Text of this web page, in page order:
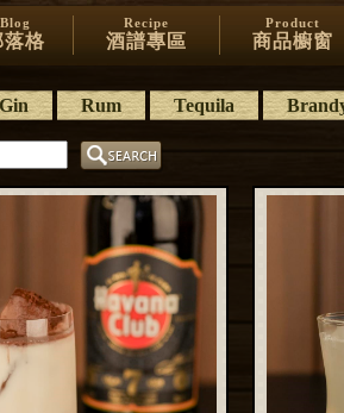
Blog
落格
Recipe
酒譜專區
Product
商品櫥窗
Gin Rum Tequila